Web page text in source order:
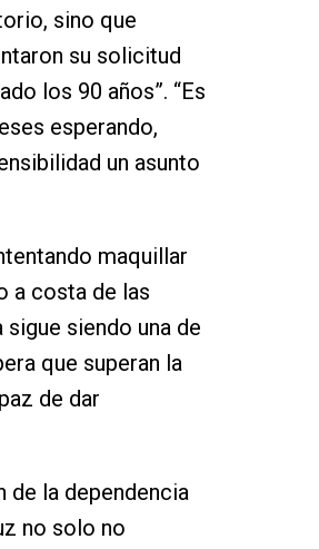
sino que
su solicitud
los 90 años”. “Es
esperando,
un asunto
maquillar
a costa de las
siendo una de
que superan la
de dar
de la dependencia
no solo no